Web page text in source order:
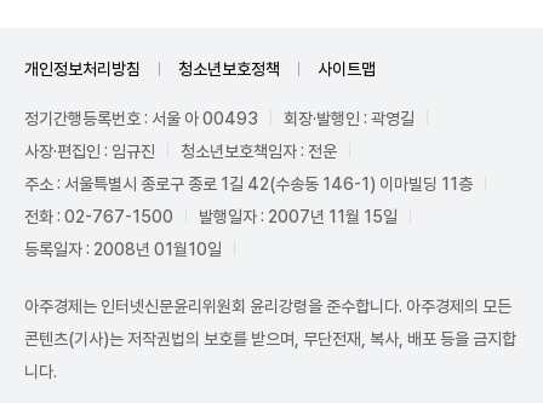
개인정보처리방침 청소년보호정책 사이트맵
정기간행등록번호 : 서울 아 00493
회장·발행인 : 곽영길
사장·편집인 : 임규진
청소년보호책임자 : 전운
주소 : 서울특별시 종로구 종로 1길 42(수송동 146-1) 이마빌딩 11층
전화 : 02-767-1500
발행일자 : 2007년 11월 15일
등록일자 : 2008년 01월10일
아주경제는 인터넷신문윤리위원회 윤리강령을 준수합니다. 아주경제의 모든
콘텐츠(기사)는 저작권법의 보호를 받으며, 무단전재, 복사, 배포 등을 금지합
니다.